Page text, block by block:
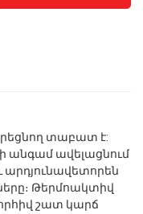
տաբատ է:
անգամ ավելացնում
արդյունավետորեն
Թերմոակտիվ
շատ կարճ